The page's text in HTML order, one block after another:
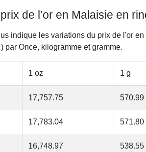
de l’or en Malaisie en
indique les variations du prix de l'or
par Once, kilogramme et gramme.
1 oz 1 g
17,757.75 570.99
17,783.04 571.80
16,748.97 538.55